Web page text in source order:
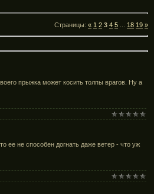
Страницы: « 1 2 3 4 5 18 19 »
прыжка может косить толпы врагов. Ну а
ее не способен догнать даже ветер - что уж